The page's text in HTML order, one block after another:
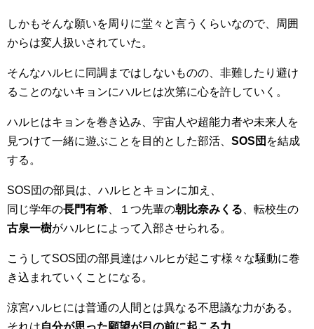
しかもそんな願いを周りに堂々と言うくらいなので、周囲
からは変人扱いされていた。
そんなハルヒに同調まではしないものの、非難したり避け
ることのないキョンにハルヒは次第に心を許していく。
ハルヒはキョンを巻き込み、宇宙人や超能力者や未来人を
見つけて一緒に遊ぶことを目的とした部活、 SOS団 を結成
する。
SOS団の部員は、ハルヒとキョンに加え、
同じ学年の長門有希 、１つ先輩の朝比奈みくる 、転校生の
古泉一樹がハルヒによって入部させられる。
こうしてSOS団の部員達はハルヒが起こす様々な騒動に巻
き込まれていくことになる。
涼宮ハルヒには普通の人間とは異なる不思議な力がある。
それは自分が思った願望が目の前に起こる力。